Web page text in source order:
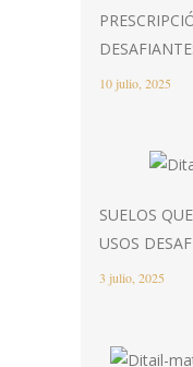
10 julio, 2025
SUELOS
USOS
3 julio, 2025